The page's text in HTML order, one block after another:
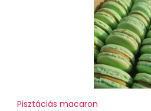
Pisztáciás macaron